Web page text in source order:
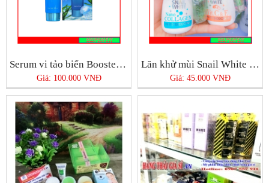
Serum vi tảo biển Booster Thái Lan
Giá: 100.000 VNĐ
Lăn khử mùi Snail White Thái Lan
Giá: 45.000 VNĐ